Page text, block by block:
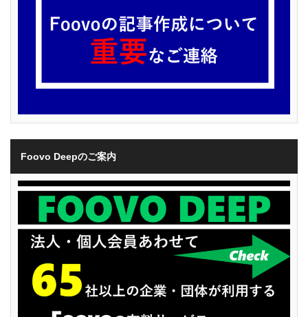
Foovo Deepのご案内